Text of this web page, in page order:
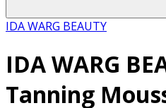
IDA WARG BEAUTY
IDA WARG
Tanning